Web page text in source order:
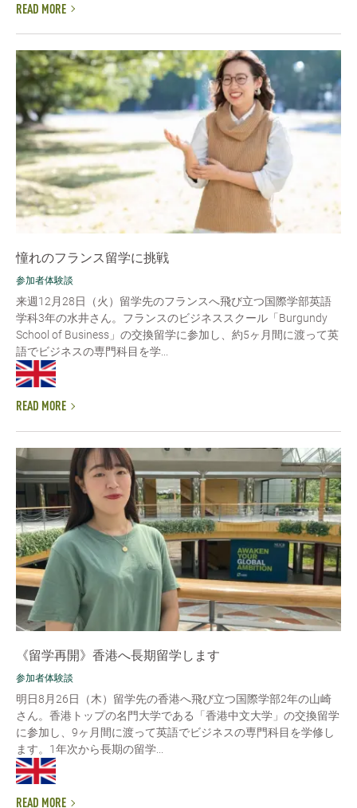
READ MORE
憧れのフランス留学に挑戦
参加者体験談
来週12月28日（火）留学先のフランスへ飛び立つ国際学部英語
学科3年の水井さん。フランスのビジネススクール「Burgundy
School of Business」の交換留学に参加し、約5ヶ月間に渡って英
語でビジネスの専門科目を学...
READ MORE
《留学再開》香港へ長期留学します
参加者体験談
明日8月26日（木）留学先の香港へ飛び立つ国際学部2年の山崎
さん。香港トップの名門大学である「香港中文大学」の交換留学
に参加し、9ヶ月間に渡って英語でビジネスの専門科目を学修し
ます。1年次から長期の留学...
READ MORE